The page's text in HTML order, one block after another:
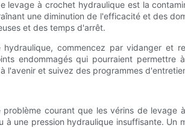
levage à crochet hydraulique est la
une diminution de l'efficacité et des
et des temps d'arrêt.
commencez par vidanger
endommagés qui pourraient
l'avenir et suivez des programmes
courant que les vérins de
une pression hydraulique insuffisante.